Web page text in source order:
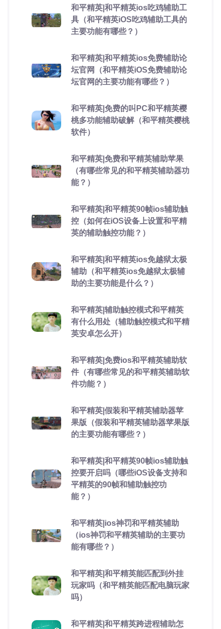
和平精英|和平精英ios吃鸡辅助工
具（和平精英iOS吃鸡辅助工具的
主要功能有哪些？）
和平精英|和平精英ios免费辅助论
坛官网（和平精英iOS免费辅助论
坛官网的主要功能有哪些？）
和平精英|免费的叫PC和平精英樱
桃多功能辅助破解（和平精英樱桃
软件）
和平精英|免费和平精英辅助苹果
（有哪些常见的和平精英辅助器功
能？）
和平精英|和平精英90帧ios辅助触
控（如何在iOS设备上设置和平精
英的辅助触控功能？）
和平精英|和平精英ios免越狱太极
辅助（和平精英ios免越狱太极辅
助的主要功能是什么？）
和平精英|辅助触控模式和平精英
有什么用处（辅助触控模式和平精
英安卓怎么开）
和平精英|免费ios和平精英辅助软
件（有哪些常见的和平精英辅助软
件功能？）
和平精英|假装和平精英辅助器苹
果版（假装和平精英辅助器苹果版
的主要功能有哪些？）
和平精英|和平精英90帧ios辅助触
控要开启吗（哪些iOS设备支持和
平精英的90帧和辅助触控功
能？）
和平精英|ios神罚和平精英辅助
（ios神罚和平精英辅助的主要功
能有哪些？）
和平精英|和平精英能匹配到外挂
玩家吗（和平精英能匹配电脑玩家
吗）
和平精英|和平精英跨进程辅助怎